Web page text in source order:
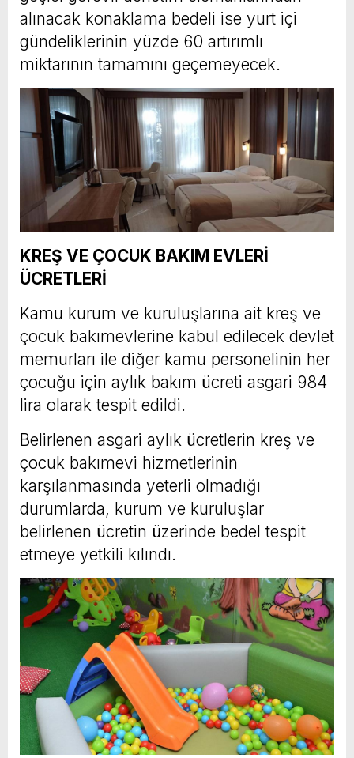
alınacak konaklama bedeli ise yurt içi
gündeliklerinin yüzde 60 artırımlı
miktarının tamamını geçemeyecek.
KREŞ VE ÇOCUK BAKIM EVLERİ
ÜCRETLERİ
Kamu kurum ve kuruluşlarına ait kreş ve
çocuk bakımevlerine kabul edilecek devlet
memurları ile diğer kamu personelinin her
çocuğu için aylık bakım ücreti asgari 984
lira olarak tespit edildi.
Belirlenen asgari aylık ücretlerin kreş ve
çocuk bakımevi hizmetlerinin
karşılanmasında yeterli olmadığı
durumlarda, kurum ve kuruluşlar
belirlenen ücretin üzerinde bedel tespit
etmeye yetkili kılındı.